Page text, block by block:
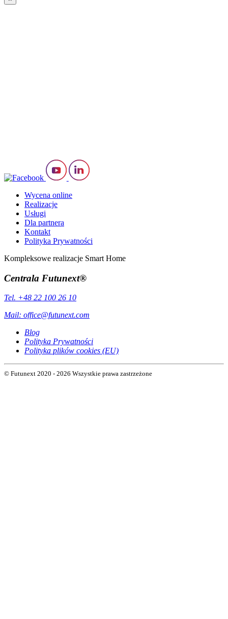
Wycena online
Realizacje
Usługi
Dla partnera
Kontakt
Polityka Prywatności
Kompleksowe realizacje Smart Home
Centrala Futunext®
Tel. +48 22 100 26 10
Mail: office@futunext.com
Blog
Polityka Prywatności
Polityka plików cookies (EU)
© Futunext 2020 - 2026 Wszystkie prawa zastrzeżone